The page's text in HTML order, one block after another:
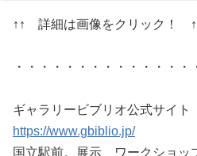
↑↑ 詳細は画像をクリック！
・・・・・・・・・・・・・・
ギャラリービブリオ公式サイト
https://www.gbiblio.jp/
国立駅前。展示、ワークショッ